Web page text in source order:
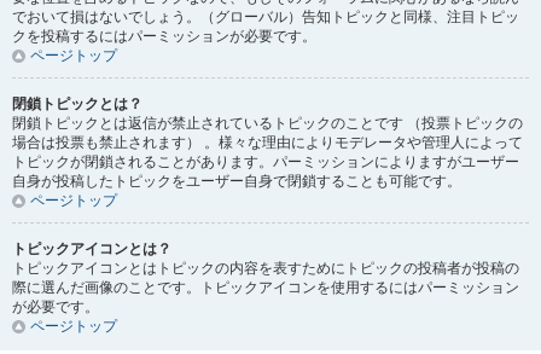
でおいて損はないでしょう。（グローバル）告知トピックと同様、注目トピッ
クを投稿するにはパーミッションが必要です。
ページトップ
閉鎖トピックとは？
閉鎖トピックとは返信が禁止されているトピックのことです （投票トピックの
場合は投票も禁止されます） 。様々な理由によりモデレータや管理人によって
トピックが閉鎖されることがあります。パーミッションによりますがユーザー
自身が投稿したトピックをユーザー自身で閉鎖することも可能です。
ページトップ
トピックアイコンとは？
トピックアイコンとはトピックの内容を表すためにトピックの投稿者が投稿の
際に選んだ画像のことです。トピックアイコンを使用するにはパーミッション
が必要です。
ページトップ